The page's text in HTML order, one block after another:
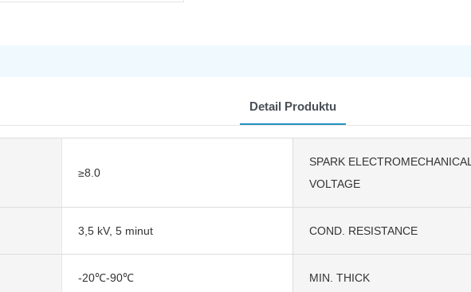
Detail Produktu
≥8.0
SPARK
VOLTAGE
3,5 kV, 5 minut COND. RESISTANCE
-20℃-90℃ MIN. THICK